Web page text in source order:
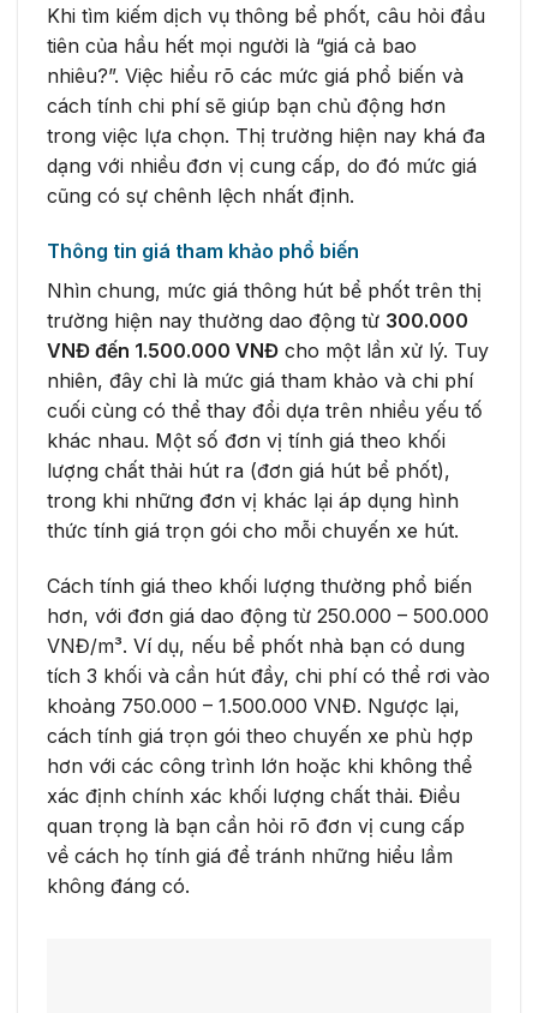
Khi tìm kiếm dịch vụ thông bể phốt, câu hỏi đầu
tiên của hầu hết mọi người là “giá cả bao
nhiêu?”. Việc hiểu rõ các mức giá phổ biến và
cách tính chi phí sẽ giúp bạn chủ động hơn
trong việc lựa chọn. Thị trường hiện nay khá đa
dạng với nhiều đơn vị cung cấp, do đó mức giá
cũng có sự chênh lệch nhất định.
Thông tin giá tham khảo phổ biến
Nhìn chung, mức giá thông hút bể phốt trên thị
trường hiện nay thường dao động từ 300.000
VNĐ đến 1.500.000 VNĐ cho một lần xử lý. Tuy
nhiên, đây chỉ là mức giá tham khảo và chi phí
cuối cùng có thể thay đổi dựa trên nhiều yếu tố
khác nhau. Một số đơn vị tính giá theo khối
lượng chất thải hút ra (đơn giá hút bể phốt),
trong khi những đơn vị khác lại áp dụng hình
thức tính giá trọn gói cho mỗi chuyến xe hút.
Cách tính giá theo khối lượng thường phổ biến
hơn, với đơn giá dao động từ 250.000 – 500.000
VNĐ/m³. Ví dụ, nếu bể phốt nhà bạn có dung
tích 3 khối và cần hút đầy, chi phí có thể rơi vào
khoảng 750.000 – 1.500.000 VNĐ. Ngược lại,
cách tính giá trọn gói theo chuyến xe phù hợp
hơn với các công trình lớn hoặc khi không thể
xác định chính xác khối lượng chất thải. Điều
quan trọng là bạn cần hỏi rõ đơn vị cung cấp
về cách họ tính giá để tránh những hiểu lầm
không đáng có.